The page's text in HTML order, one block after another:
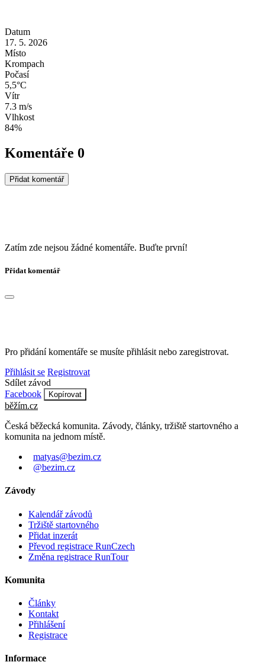
Datum
17. 5. 2026
Místo
Krompach
Počasí
5,5°C
Vítr
7.3 m/s
Vlhkost
84%
Komentáře 0
Přidat komentář
Zatím zde nejsou žádné komentáře. Buďte první!
Přidat komentář
Pro přidání komentáře se musíte přihlásit nebo zaregistrovat.
Přihlásit se Registrovat
Sdílet závod
Facebook
Kopírovat
běžím.cz
Česká běžecká komunita. Závody, články, tržiště startovného a
komunita na jednom místě.
matyas@bezim.cz
@bezim.cz
Závody
Kalendář závodů
Tržiště startovného
Přidat inzerát
Převod registrace RunCzech
Změna registrace RunTour
Komunita
Články
Kontakt
Přihlášení
Registrace
Informace